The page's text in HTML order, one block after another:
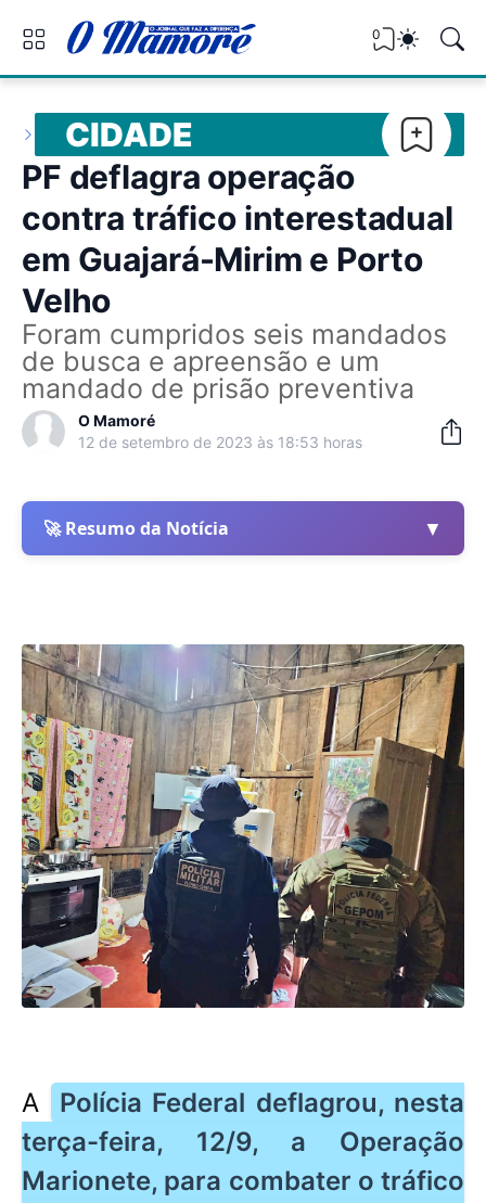
0
CIDADE
PF deflagra operação
contra tráfico interestadual
em Guajará-Mirim e Porto
Velho
Foram cumpridos seis mandados
de busca e apreensão e um
mandado de prisão preventiva
O Mamoré
12 de setembro de 2023 às 18:53 horas
🚀 Resumo da Notícia ▼
A
Polícia Federal deflagrou, nesta
terça-feira, 12/9, a Operação
Marionete, para combater o tráfico